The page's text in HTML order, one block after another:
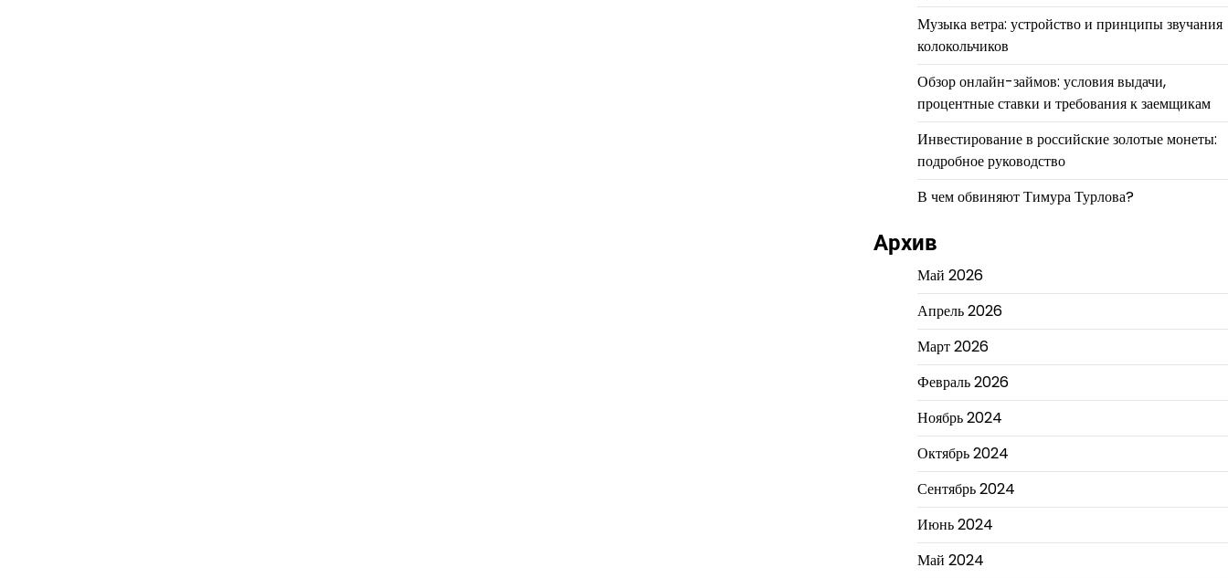
Музыка ветра: устройство и принципы звучания
колокольчиков
Обзор онлайн-займов: условия выдачи,
процентные ставки и требования к заемщикам
Инвестирование в российские золотые монеты:
подробное руководство
В чем обвиняют Тимура Турлова?
Архив
Май 2026
Апрель 2026
Март 2026
Февраль 2026
Ноябрь 2024
Октябрь 2024
Сентябрь 2024
Июнь 2024
Май 2024